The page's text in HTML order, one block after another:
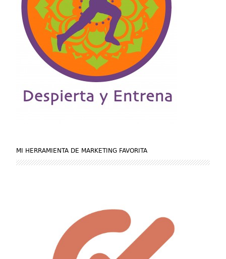
MI HERRAMIENTA DE MARKETING FAVORITA